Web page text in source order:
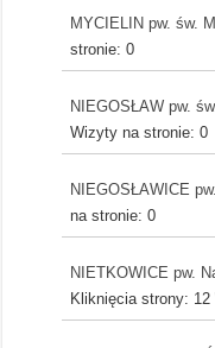
MYCIELIN pw. św.
stronie: 0
NIEGOSŁAW pw.
Wizyty na stronie: 0
NIEGOSŁAWICE
na stronie: 0
NIETKOWICE pw.
Kliknięcia strony: 12